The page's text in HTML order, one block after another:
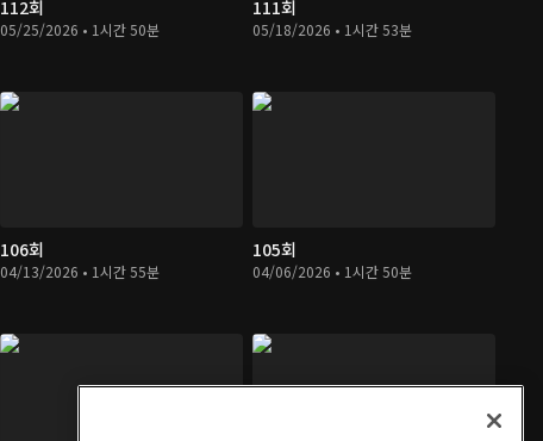
112회
05/25/2026 • 1시간 50분
111회
05/18/2026 • 1시간 53분
106회
04/13/2026 • 1시간 55분
105회
04/06/2026 • 1시간 50분